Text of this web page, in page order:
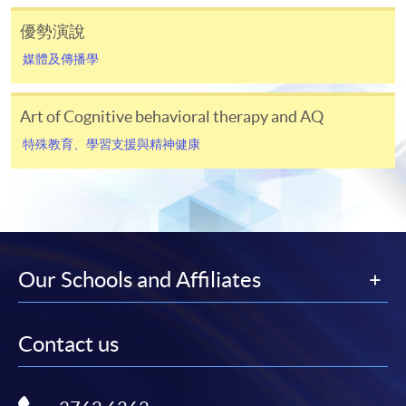
未能符合以上條件之學生，並不能申請CEF。如有爭
議，CEF將保留最終決定權。
本課程若干單元已加入持續進修基金可獲發還款項課程名單
內
申請
優勢演說
媒體及傳播學
Art of Cognitive behavioral therapy and AQ
特殊教育、學習支援與精神健康
Our Schools and Affiliates
Contact us